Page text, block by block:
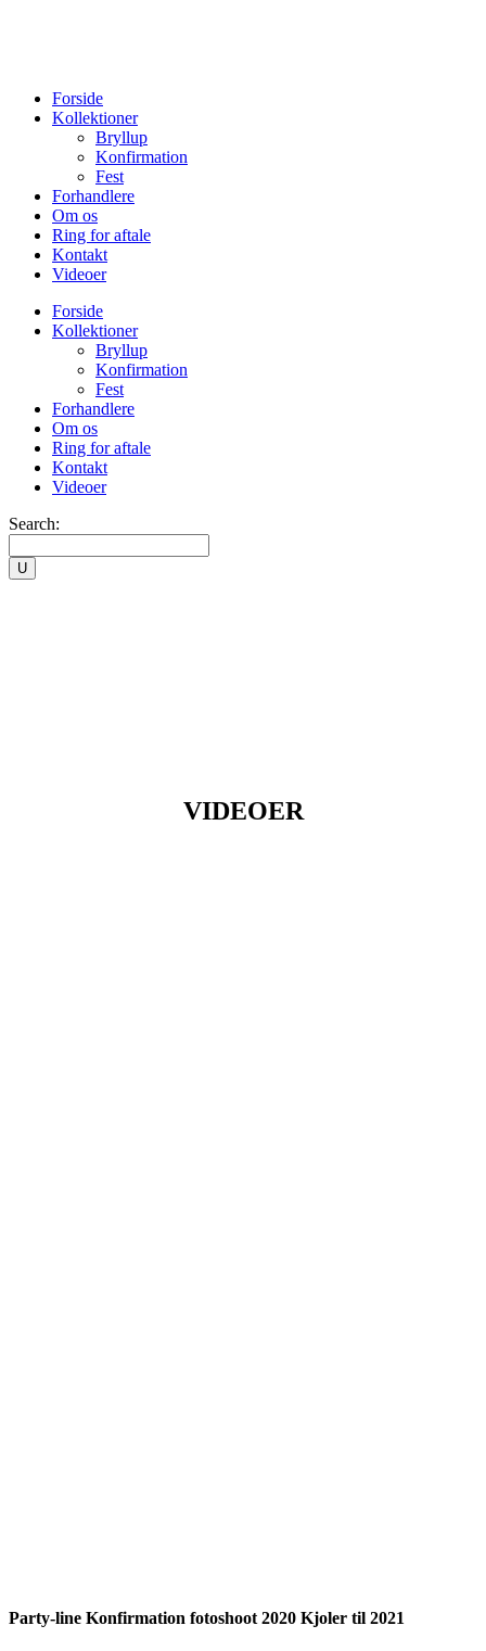
Forside
Kollektioner
Bryllup
Konfirmation
Fest
Forhandlere
Om os
Ring for aftale
Kontakt
Videoer
Forside
Kollektioner
Bryllup
Konfirmation
Fest
Forhandlere
Om os
Ring for aftale
Kontakt
Videoer
Search:
VIDEOER
Party-line Konfirmation fotoshoot 2020 Kjoler til 2021